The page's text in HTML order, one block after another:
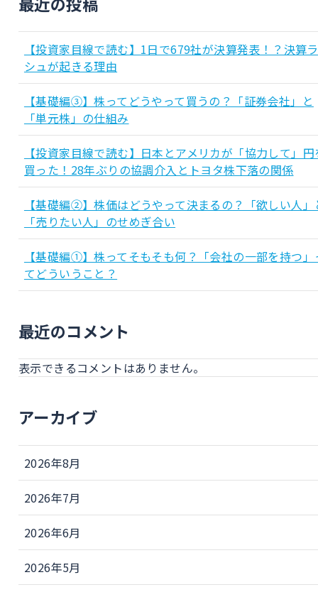
【投資家目線で読む】1日で679社が決算発表！？決算
シュが起きる理由
【基礎編③】株ってどうやって買うの？「証券会社」と
「単元株」の仕組み
【投資家目線で読む】日本とアメリカが「協力して」円
買った！28年ぶりの協調介入とトヨタ株下落の関係
【基礎編②】株価はどうやって決まるの？「欲しい人」
「売りたい人」のせめぎ合い
【基礎編①】株ってそもそも何？「会社の一部を持つ」
てどういうこと？
最近のコメント
表示できるコメントはありません。
アーカイブ
2026年8月
2026年7月
2026年6月
2026年5月